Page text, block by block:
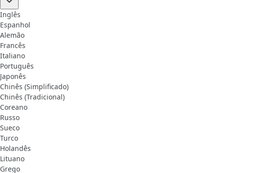
Inglês
Espanhol
Alemão
Francês
Italiano
Português
Japonês
Chinês (Simplificado)
Chinês (Tradicional)
Coreano
Russo
Sueco
Turco
Holandês
Lituano
Grego